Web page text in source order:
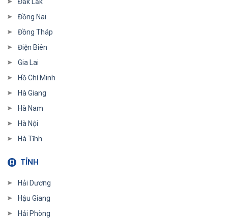
Đồng Nai
Đồng Tháp
Điện Biên
Gia Lai
Hồ Chí Minh
Hà Giang
Hà Nam
Hà Nội
Hà Tĩnh
TỈNH
Hải Dương
Hậu Giang
Hải Phòng